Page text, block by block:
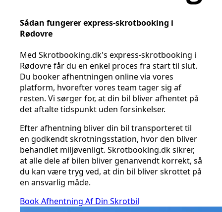
Sådan fungerer express-skrotbooking i
Rødovre
Med Skrotbooking.dk's express-skrotbooking i
Rødovre får du en enkel proces fra start til slut.
Du booker afhentningen online via vores
platform, hvorefter vores team tager sig af
resten. Vi sørger for, at din bil bliver afhentet på
det aftalte tidspunkt uden forsinkelser.
Efter afhentning bliver din bil transporteret til
en godkendt skrotningsstation, hvor den bliver
behandlet miljøvenligt. Skrotbooking.dk sikrer,
at alle dele af bilen bliver genanvendt korrekt, så
du kan være tryg ved, at din bil bliver skrottet på
en ansvarlig måde.
Book Afhentning Af Din Skrotbil